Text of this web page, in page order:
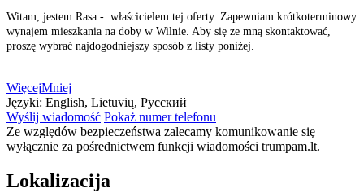
Witam, jestem Rasa - właścicielem tej oferty. Zapewniam krótkoterminowy
wynajem mieszkania na doby w Wilnie. Aby się ze mną skontaktować,
proszę wybrać najdogodniejszy sposób z listy poniżej.
WięcejMniej
Języki: English, Lietuvių, Русский
Wyślij wiadomość Pokaż numer telefonu
Ze względów bezpieczeństwa zalecamy komunikowanie się
wyłącznie za pośrednictwem funkcji wiadomości trumpam.lt.
Lokalizacija